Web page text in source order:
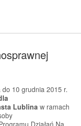
10 grudnia 2015 r.
Lublina w ramach